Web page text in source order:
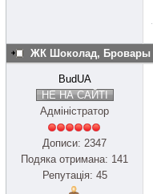
ЖК Шоколад, Бровары
BudUA
НЕ НА САЙТІ
Адміністратор
Дописи: 2347
Подяка отримана: 141
Репутація: 45